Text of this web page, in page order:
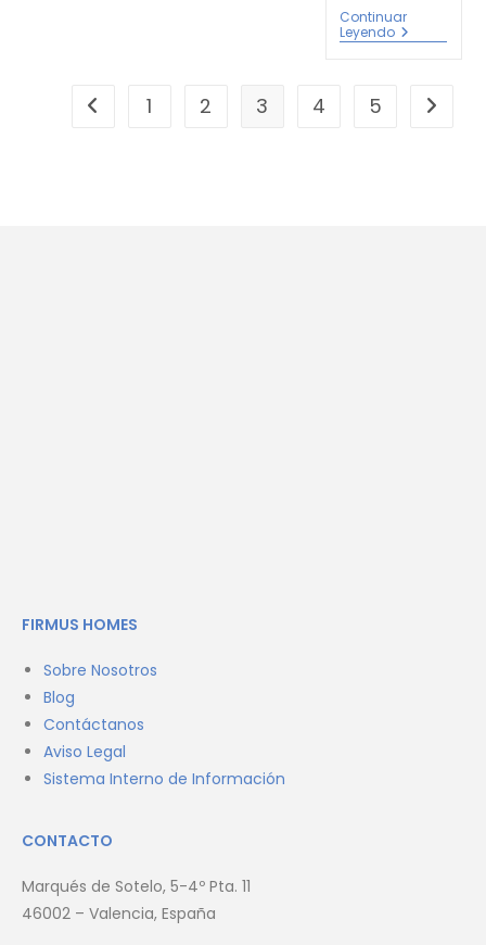
Continuar
Leyendo
1 2 3 4 5
FIRMUS HOMES
Sobre Nosotros
Blog
Contáctanos
Aviso Legal
Sistema Interno de Información
CONTACTO
Marqués de Sotelo, 5-4º Pta. 11
46002 – Valencia, España